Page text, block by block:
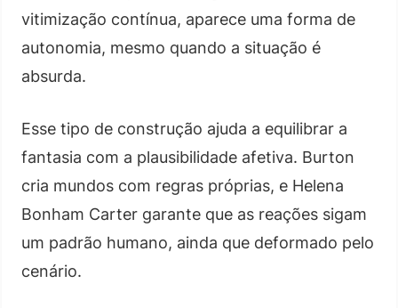
vitimização contínua, aparece uma forma de
autonomia, mesmo quando a situação é
absurda.
Esse tipo de construção ajuda a equilibrar a
fantasia com a plausibilidade afetiva. Burton
cria mundos com regras próprias, e Helena
Bonham Carter garante que as reações sigam
um padrão humano, ainda que deformado pelo
cenário.